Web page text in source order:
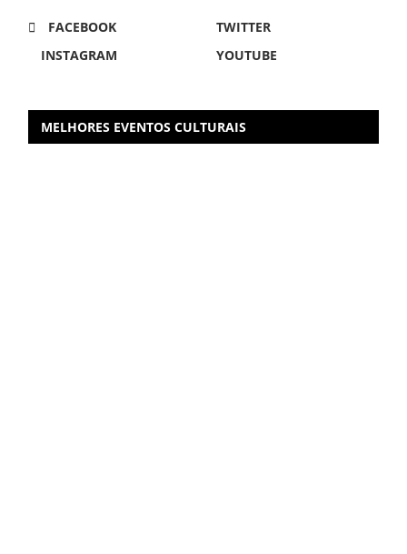
FACEBOOK
TWITTER
INSTAGRAM
YOUTUBE
MELHORES EVENTOS CULTURAIS